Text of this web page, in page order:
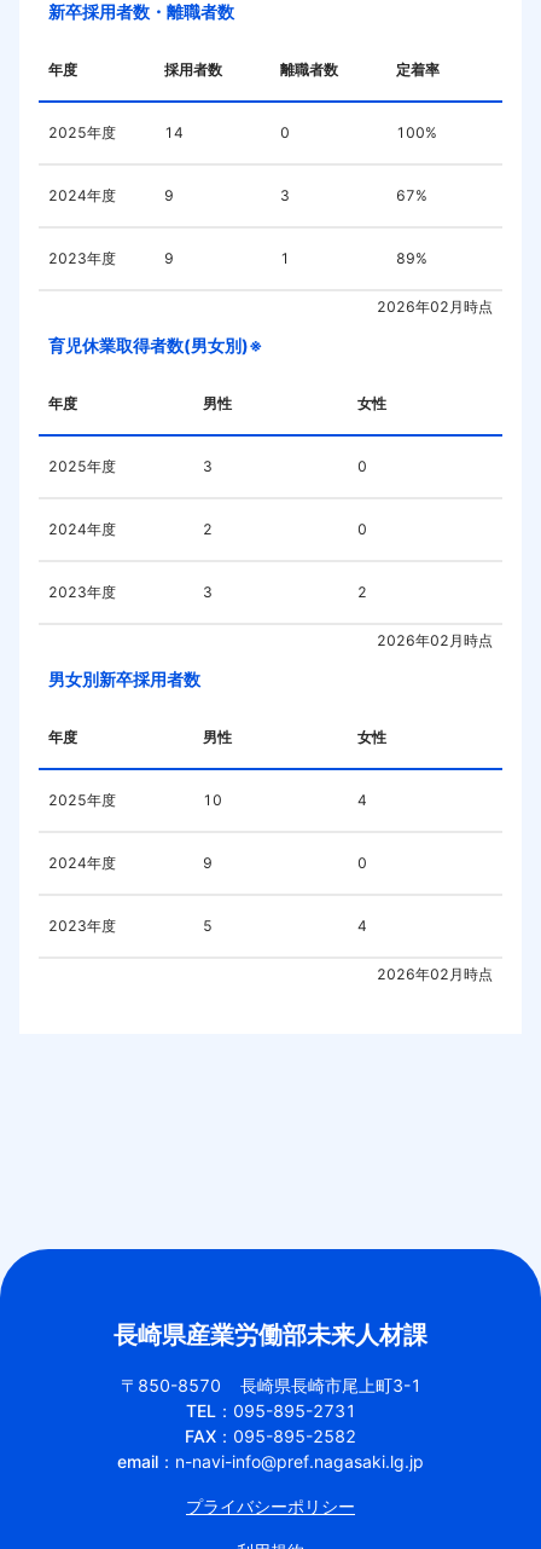
新卒採用者数・離職者数
年度 採用者数 離職者数 定着率
2025年度 14 0 100%
2024年度 9 3 67%
2023年度 9 1 89%
2026年02月時点
育児休業取得者数(男女別)※
年度 男性 女性
2025年度 3 0
2024年度 2 0
2023年度 3 2
2026年02月時点
男女別新卒採用者数
年度 男性 女性
2025年度 10 4
2024年度 9 0
2023年度 5 4
2026年02月時点
長崎県産業労働部未来人材課
〒850-8570
長崎県長崎市尾上町3-1
TEL： 095-895-2731
FAX： 095-895-2582
email： n-navi-info@pref.nagasaki.lg.jp
プライバシーポリシー